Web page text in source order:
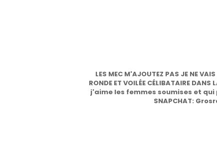
LES MEC M'AJOUTEZ PAS JE NE
RONDE ET VOILÉE CÉLIBATAIRE
j'aime les femmes soumises et
SNAPCHAT: